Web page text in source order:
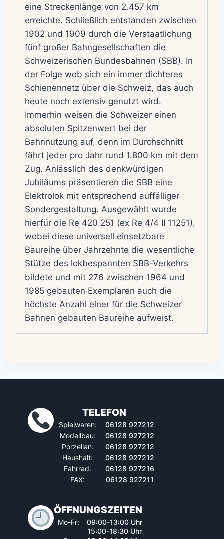
eine Streckenlänge von 2.457 km
erreichte. Schließlich entstanden zwischen
1902 und 1909 durch die Verstaatlichung
fünf großer Bahngesellschaften die
Schweizerischen Bundesbahnen (SBB). In
der Folge wob sich ein immer dichteres
Schienennetz über die Schweiz, das auch
heute noch extensiv genutzt wird.
Immerhin weisen die Schweizer einen
absoluten Spitzenwert bei der
Bahnnutzung auf, denn im Durchschnitt
fährt jeder pro Jahr rund 1.800 km mit dem
Zug. Anlässlich des denkwürdigen
Jubiläums präsentieren die SBB eine
Elektrolok mit entsprechend auffälliger
Sondergestaltung. Ausgewählt wurde
hierfür die Re 420 251 (ex Re 4/4 II 11251),
wobei diese universell einsetzbare
Baureihe über Jahrzehnte die wesentliche
Stütze des lokbespannten SBB-Verkehrs
bildete und mit 276 zwischen 1964 und
1985 gebauten Exemplaren auch die
höchste Anzahl einer für die Schweizer
Bahnen gebauten Baureihe aufweist.
TELEFON
Spielwaren:
06128 927212
Modellbau:
06128 927212
Porzellan:
06128 927212
Haushalt:
06128 927212
Fahrrad:
06128 927216
FAX:
06128 927211
ÖFFNUNGSZEITEN
Mo-Fr:
09:00-13:00 Uhr
15:00-18:30 Uhr